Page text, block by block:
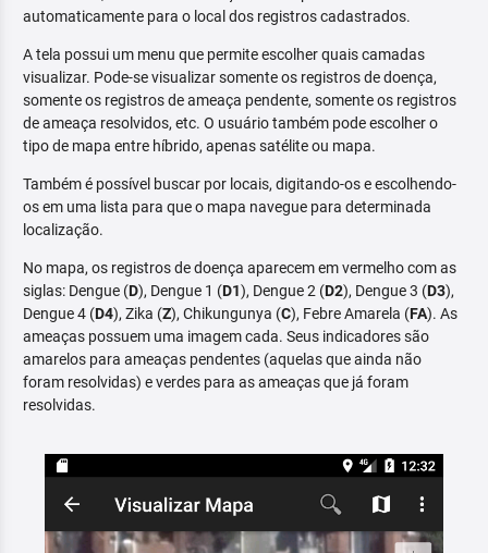
automaticamente para o local dos registros cadastrados.
A tela possui um menu que permite escolher quais camadas
visualizar. Pode-se visualizar somente os registros de doença,
somente os registros de ameaça pendente, somente os registros
de ameaça resolvidos, etc. O usuário também pode escolher o
tipo de mapa entre híbrido, apenas satélite ou mapa.
Também é possível buscar por locais, digitando-os e escolhendo-
os em uma lista para que o mapa navegue para determinada
localização.
No mapa, os registros de doença aparecem em vermelho com as
siglas: Dengue (D), Dengue 1 (D1), Dengue 2 (D2), Dengue 3 (D3),
Dengue 4 (D4), Zika (Z), Chikungunya (C), Febre Amarela (FA). As
ameaças possuem uma imagem cada. Seus indicadores são
amarelos para ameaças pendentes (aquelas que ainda não
foram resolvidas) e verdes para as ameaças que já foram
resolvidas.